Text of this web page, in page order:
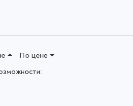
По цене